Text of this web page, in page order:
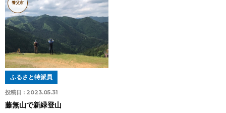
養父市
投稿日 : 2023.05.31
ふるさと特派員
藤無山で新緑登山